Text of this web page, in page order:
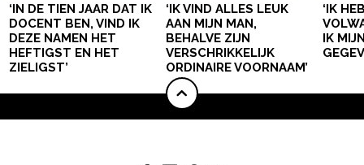
‘IN DE TIEN JAAR DAT IK
DOCENT BEN, VIND IK
DEZE NAMEN HET
HEFTIGST EN HET
ZIELIGST’
‘IK VIND ALLES LEUK
AAN MIJN MAN,
BEHALVE ZIJN
VERSCHRIKKELIJK
ORDINAIRE VOORNAAM’
‘IK
IK